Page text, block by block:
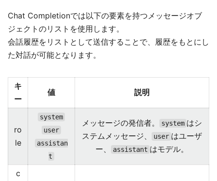
Chat Completionでは以下の要素を持つメッセージオブ
ジェクトのリストを使用します。
会話履歴をリストとして送信することで、履歴をもとにし
た対話が可能となります。
キ
ー
値 説明
ro
le
system
user
assistan
t
メッセージの発信者。 system はシ
ステムメッセージ、
user はユーザ
ー、
assistant はモデル。
c